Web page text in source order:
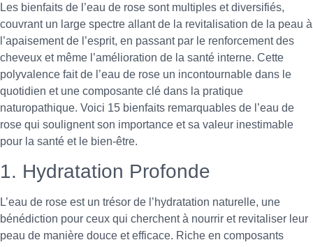
Les bienfaits de l’eau de rose sont multiples et diversifiés,
couvrant un large spectre allant de la revitalisation de la peau à
l’apaisement de l’esprit, en passant par le renforcement des
cheveux et même l’amélioration de la santé interne. Cette
polyvalence fait de l’eau de rose un incontournable dans le
quotidien et une composante clé dans la pratique
naturopathique. Voici 15 bienfaits remarquables de l’eau de
rose qui soulignent son importance et sa valeur inestimable
pour la santé et le bien-être.
1. Hydratation Profonde
L’eau de rose est un trésor de l’hydratation naturelle, une
bénédiction pour ceux qui cherchent à nourrir et revitaliser leur
peau de manière douce et efficace. Riche en composants